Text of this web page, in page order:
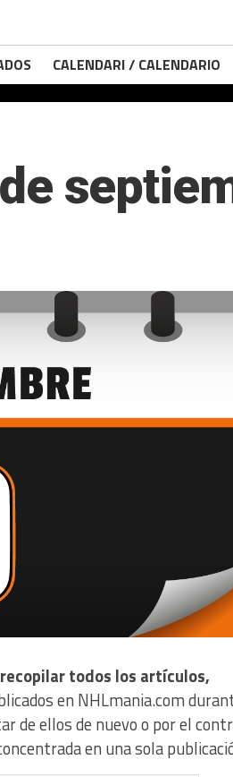
CALENDARI / CALENDARIO
recopilar todos los artículos,
en NHLmania.com
de ellos de nuevo o por el
en una sola